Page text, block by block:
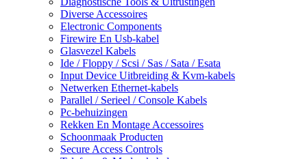
Diverse Accessoires
Electronic Components
Firewire En Usb-kabel
Glasvezel Kabels
Ide / Floppy / Scsi / Sas / Sata / Esata
Input Device Uitbreiding & Kvm-kabels
Netwerken Ethernet-kabels
Parallel / Serieel / Console Kabels
Pc-behuizingen
Rekken En Montage Accessoires
Schoonmaak Producten
Secure Access Controls